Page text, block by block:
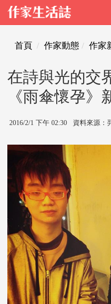
首頁 作家動態 作家
在詩與光的交
《雨傘懷孕》
2016/2/1 下午 02:30 資料來源：